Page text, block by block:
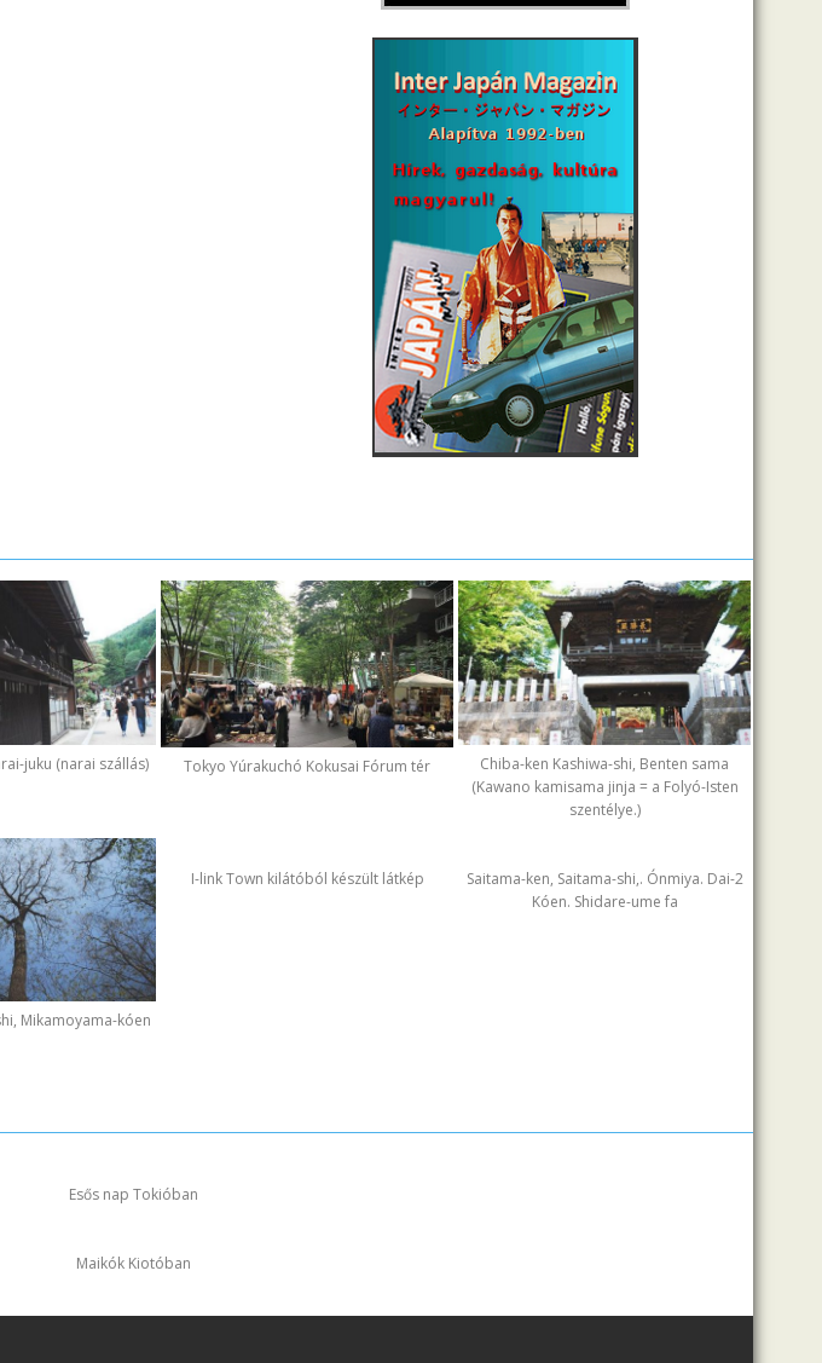
juku (narai szállás) Tokyo Yúrakuchó Kokusai Fórum tér
Chiba-ken Kashiwa-shi, Benten sama
(Kawano kamisama jinja = a Folyó-Isten
szentélye.)
Mikamoyama-kóen
I-link Town kilátóból készült látkép
Saitama-ken, Saitama-shi,. Ónmiya. Dai-2
Kóen. Shidare-ume fa
Esős nap Tokióban
Maikók Kiotóban